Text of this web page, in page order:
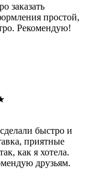
заказать
простой,
Рекомендую!
быстро и
приятные
как я хотела.
друзьям.